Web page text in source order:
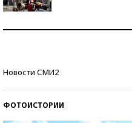
Новости СМИ2
ФОТОИСТОРИИ